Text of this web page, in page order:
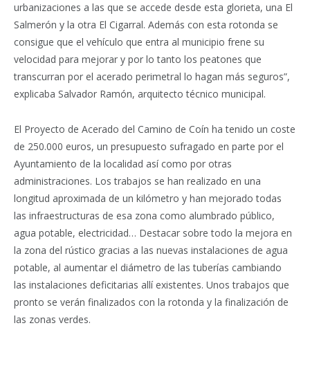
urbanizaciones a las que se accede desde esta glorieta, una El
Salmerón y la otra El Cigarral. Además con esta rotonda se
consigue que el vehículo que entra al municipio frene su
velocidad para mejorar y por lo tanto los peatones que
transcurran por el acerado perimetral lo hagan más seguros”,
explicaba Salvador Ramón, arquitecto técnico municipal.
El Proyecto de Acerado del Camino de Coín ha tenido un coste
de 250.000 euros, un presupuesto sufragado en parte por el
Ayuntamiento de la localidad así como por otras
administraciones. Los trabajos se han realizado en una
longitud aproximada de un kilómetro y han mejorado todas
las infraestructuras de esa zona como alumbrado público,
agua potable, electricidad… Destacar sobre todo la mejora en
la zona del rústico gracias a las nuevas instalaciones de agua
potable, al aumentar el diámetro de las tuberías cambiando
las instalaciones deficitarias allí existentes. Unos trabajos que
pronto se verán finalizados con la rotonda y la finalización de
las zonas verdes.